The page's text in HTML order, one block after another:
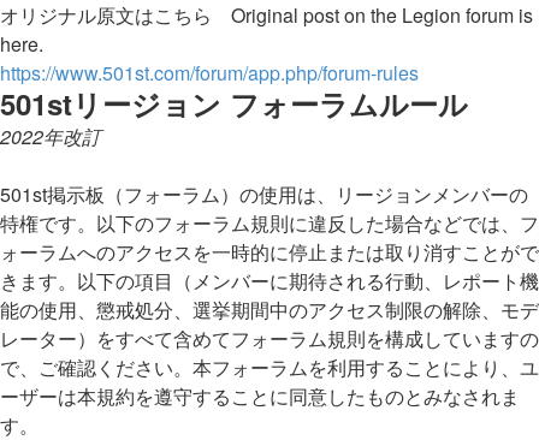
オリジナル原文はこちら Original post on the Legion forum is
here.
https://www.501st.com/forum/app.php/forum-rules
501stリージョン フォーラムルール
2022年改訂
501st掲示板（フォーラム）の使用は、リージョンメンバーの
特権です。以下のフォーラム規則に違反した場合などでは、フ
ォーラムへのアクセスを一時的に停止または取り消すことがで
きます。以下の項目（メンバーに期待される行動、レポート機
能の使用、懲戒処分、選挙期間中のアクセス制限の解除、モデ
レーター）をすべて含めてフォーラム規則を構成していますの
で、ご確認ください。本フォーラムを利用することにより、ユ
ーザーは本規約を遵守することに同意したものとみなされま
す。